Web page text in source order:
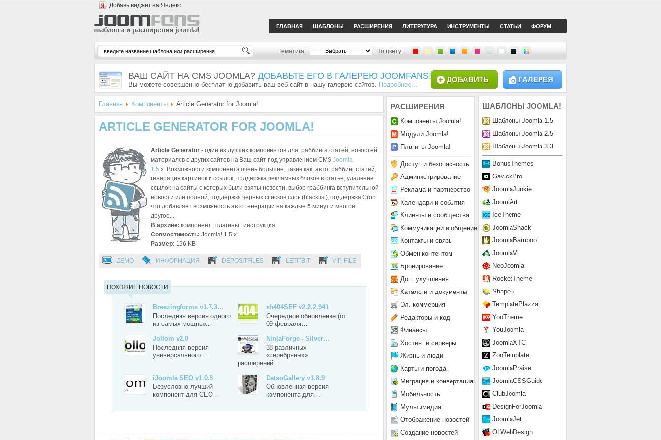
Добавь виджет на Яндекс
ГЛАВНАЯ ШАБЛОНЫ РАСШИРЕНИЯ ЛИТЕРАТУРА ИНСТРУМЕНТЫ СТАТЬИ ФОРУМ
Тематика: По цвету:
ВАШ САЙТ НА CMS JOOMLA? ДОБАВЬТЕ ЕГО В ГАЛЕРЕЮ JOOMFANS!
Вы можете совершенно бесплатно добавить ваш веб-сайт в нашу галерею сайтов. Подробнее...
ГАЛЕРЕЯ
ДОБАВИТЬ
Главная Компоненты Article Generator for Joomla!
ARTICLE GENERATOR FOR JOOMLA!
Article Generator - один из лучших компонентов для граббинга статей, новостей,
материалов с других сайтов на Ваш сайт под управлением CMS Joomla
1.5.x. Возможности компонента очень большие, такие как: авто граббинг статей,
генерация картинок и ссылок, поддержка рекламных блоков в статье, удаление
ссылок на сайты с которых были взяты новости, выбор граббинга вступительной
новости или полной, поддержка черных списков слов (blacklist), поддержка Cron
что добавляет возможность авто генерации на каждые 5 минут и многое
другое...
В архиве: компонент | плагины | инструкция
Совместимость: Joomla! 1.5.x
Размер: 196 KB
ДЕМО ИНФОРМАЦИЯ DEPOSITFILES LETITBIT VIP-FILE
ПОХОЖИЕ НОВОСТИ
Breezingforms v1.7.3…
Последняя версия одного
из самых мощных…
sh404SEF v2.2.2.941
Очередное обновление (от
09 февраля…
Jollom v2.0
Последняя версия
универсального…
NinjaForge - Silver…
38 различных
«серебряных»
расширений…
iJoomla SEO v1.0.8
Безусловно лучший
компонент для СЕО…
DatsoGallery v1.8.9
Обновленная версия
компонента для…
ШАБЛОНЫ JOOMLA!
Шаблоны Joomla 1.5
Шаблоны Joomla 2.5
Шаблоны Joomla 3.3
BonusThemes
GavickPro
JoomlaJunkie
JoomlArt
IceTheme
JoomlaShack
JoomlaBamboo
JoomlaVi
NeoJoomla
RocketTheme
Shape5
TemplatePlazza
YooTheme
YouJoomla
JoomlaXTC
ZooTemplate
JoomlaPraise
JoomlaCSSGuide
ClubJoomla
DesignForJoomla
JoomlaJet
OLWebDesign
РАСШИРЕНИЯ
Компоненты Joomla!
Модули Joomla!
Плагины Joomla!
Доступ и безопасность
Администрирование
Реклама и партнерство
Календари и события
Клиенты и сообщества
Коммуникации и общение
Контакты и связь
Обмен контентом
Бронирование
Доп. улучшения
Каталоги и документы
Эл. коммерция
Редакторы и код
Финансы
Хостинг и серверы
Жизнь и люди
Карты и погода
Миграция и конвертация
Мобильность
Мультимедиа
Отображение новостей
Создание новостей